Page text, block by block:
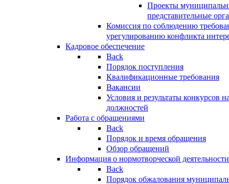
Проекты
представительные
Комиссия по соблюдению
урегулированию конфликта
Кадровое обеспечение
Back
Порядок поступления
Квалификационные требования
Вакансии
Условия и результаты конкурсов
должностей
Работа с обращениями
Back
Порядок и время обращения
Обзор обращений
Информация о нормотворческой деятельности
Back
Порядок обжалования